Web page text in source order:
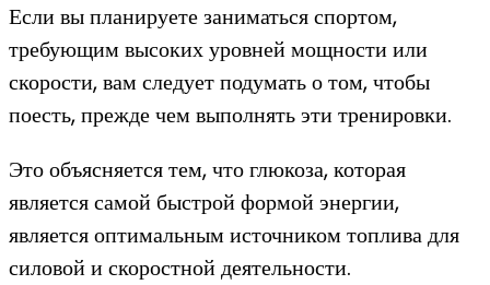
Если вы планируете заниматься спортом,
требующим высоких уровней мощности или
скорости, вам следует подумать о том, чтобы
поесть, прежде чем выполнять эти тренировки.
Это объясняется тем, что глюкоза, которая
является самой быстрой формой энергии,
является оптимальным источником топлива для
силовой и скоростной деятельности.